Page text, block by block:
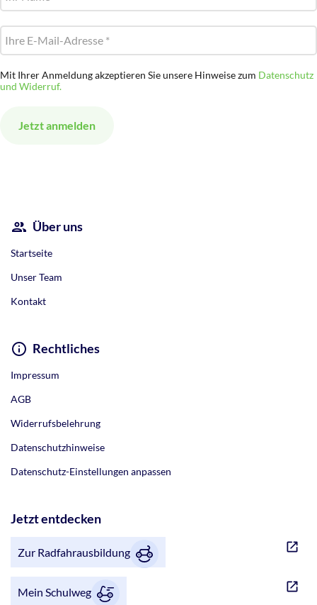
Mit Ihrer Anmeldung akzeptieren Sie unsere Hinweise zum Datenschutz
und Widerruf.
Über uns
Startseite
Unser Team
Kontakt
Rechtliches
Impressum
AGB
Widerrufsbelehrung
Datenschutzhinweise
Datenschutz-Einstellungen anpassen
Jetzt entdecken
Zur Radfahrausbildung
Mein Schulweg